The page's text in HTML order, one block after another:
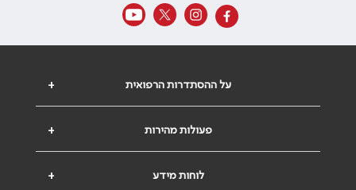
+ על ההסתדרות הרפואית
+ פעולות מהירות
+ לוחות מידע